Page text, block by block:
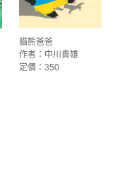
貓熊爸爸
作者：中川貴雄
定價：350